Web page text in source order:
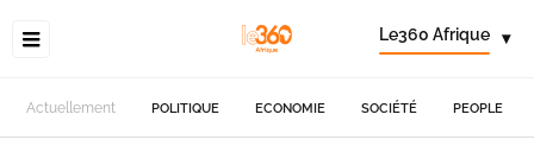
Le360 Afrique ▾
Actuellement POLITIQUE ECONOMIE SOCIÉTÉ PEOPLE